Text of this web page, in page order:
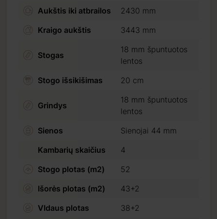
Aukštis iki atbrailos
2430 mm
Kraigo aukštis
3443 mm
Stogas
18 mm špuntuotos
lentos
Stogo išsikišimas
20 cm
Grindys
18 mm špuntuotos
lentos
Sienos
Sienojai 44 mm
Kambarių skaičius
4
Stogo plotas (m2)
52
Išorės plotas (m2)
43+2
VIdaus plotas
38+2